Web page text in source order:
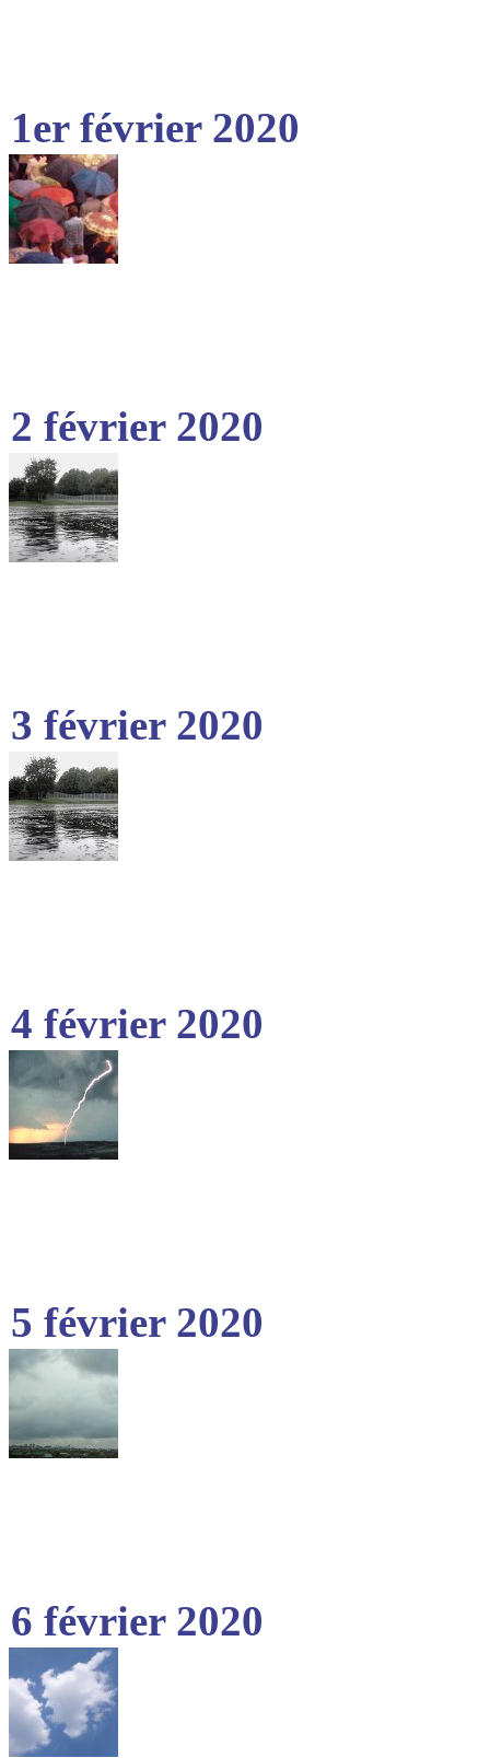
1er février 2020
2 février 2020
3 février 2020
4 février 2020
5 février 2020
6 février 2020